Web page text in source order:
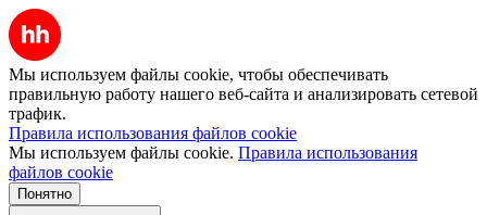
Мы используем файлы cookie, чтобы обеспечивать
правильную работу нашего веб-сайта и анализировать сетевой
трафик.
Правила использования файлов cookie
Мы используем файлы cookie. Правила использования
файлов cookie
Понятно